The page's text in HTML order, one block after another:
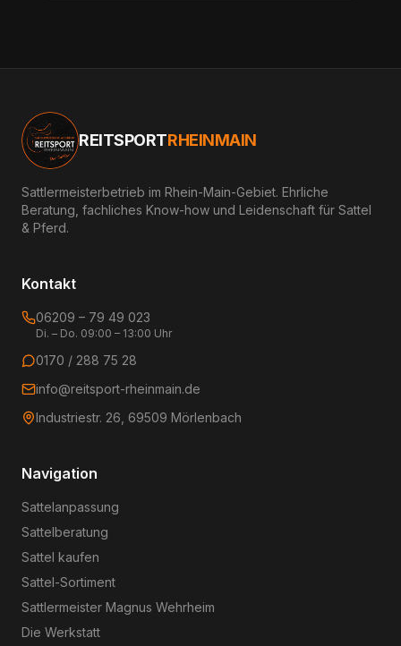
REITSPORTRHEINMAIN
Sattlermeisterbetrieb im Rhein-Main-Gebiet. Ehrliche
Beratung, fachliches Know-how und Leidenschaft für Sattel
& Pferd.
Kontakt
06209 – 79 49 023
Di. – Do. 09:00 – 13:00 Uhr
0170 / 288 75 28
info@reitsport-rheinmain.de
Industriestr. 26, 69509 Mörlenbach
Navigation
Sattelanpassung
Sattelberatung
Sattel kaufen
Sattel-Sortiment
Sattlermeister Magnus Wehrheim
Die Werkstatt